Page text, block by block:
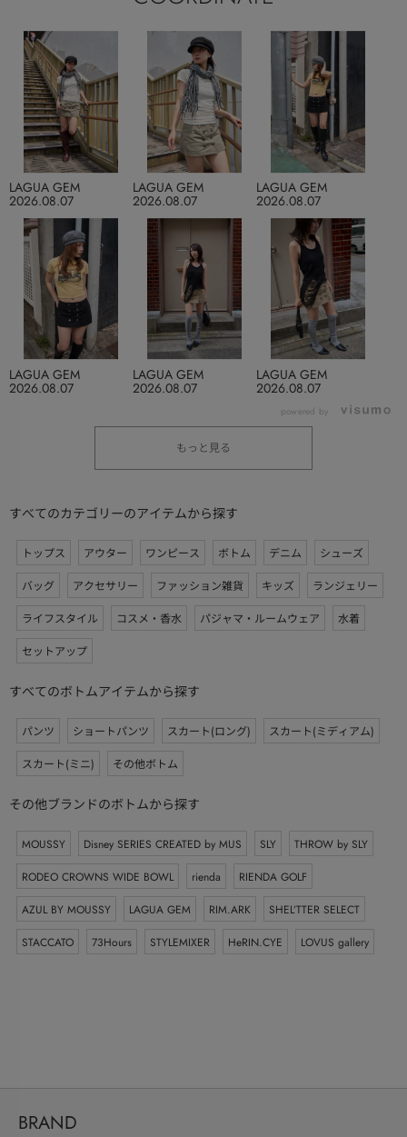
2026.08.07
LAGUA GEM
2026.08.07
LAGUA GEM
2026.08.07
LAGUA GEM
2026.08.07
LAGUA GEM
2026.08.07
LAGUA GEM
2026.08.07
LAGUA GEM
powered by
もっと見る
すべてのカテゴリーのアイテムから探す
トップス アウター ワンピース ボトム デニム
シューズ
バッグ
アクセサリー ファッション雑貨 キッズ
ランジェリー
ライフスタイル
コスメ・香水 パジャマ・ルームウェア
水着
セットアップ
すべてのボトムアイテムから探す
パンツ ショートパンツ スカート(ロング)
スカート(ミディアム)
スカート(ミニ)
その他ボトム
その他ブランドのボトムから探す
MOUSSY Disney SERIES CREATED by MUS SLY
THROW by SLY
RODEO CROWNS WIDE BOWL
rienda
RIENDA GOLF
AZUL BY MOUSSY
LAGUA GEM RIM.ARK
SHEL’TTER SELECT
STACCATO
73Hours STYLEMIXER HeRIN.CYE LOVUS gallery
BRAND